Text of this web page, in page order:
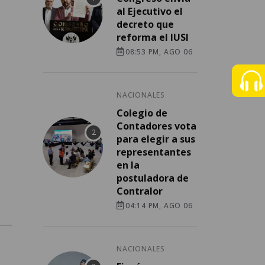
al Ejecutivo el
decreto que
reforma el IUSI
08:53 PM, AGO 06
NACIONALES
Colegio de
Contadores vota
para elegir a sus
representantes
en la
postuladora de
Contralor
04:14 PM, AGO 06
NACIONALES